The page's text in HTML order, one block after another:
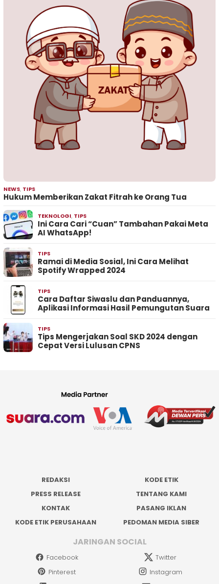
NEWS, TIPS
Hukum Memberikan Zakat Fitrah ke Orang Tua
TEKNOLOGI, TIPS
Ini Cara Cari “Cuan” Tambahan Pakai Meta
AI WhatsApp!
TIPS
Ramai di Media Sosial, Ini Cara Melihat
Spotify Wrapped 2024
TIPS
Cara Daftar Siwaslu dan Panduannya,
Aplikasi Informasi Hasil Pemungutan Suara
TIPS
Tips Mengerjakan Soal SKD 2024 dengan
Cepat Versi Lulusan CPNS
REDAKSI
KODE ETIK
PRESS RELEASE
TENTANG KAMI
KONTAK
PASANG IKLAN
KODE ETIK PERUSAHAAN
PEDOMAN MEDIA SIBER
JARINGAN SOCIAL
Facebook
Twitter
Pinterest
Instagram